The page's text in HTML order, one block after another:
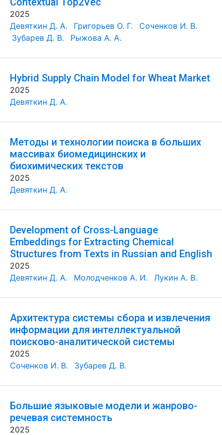
2025
Девяткин Д. А.
Григорьев О. Г.
Соченков И. В.
Зубарев Д. В.
Рыжова А. А.
Hybrid Supply Chain Model for Wheat Market
2025
Девяткин Д. А.
Методы и технологии поиска в больших
массивах биомедицинских и
биохимических текстов
2025
Девяткин Д. А.
Development of Cross-Language
Embeddings for Extracting Chemical
Structures from Texts in Russian and English
2025
Девяткин Д. А.
Молодченков А. И. Лукин А. В.
Архитектура системы сбора и извлечения
информации для интеллектуальной
поисково-аналитической системы
2025
Соченков И. В.
Зубарев Д. В.
Большие языковые модели и жанрово-
речевая системность
2025